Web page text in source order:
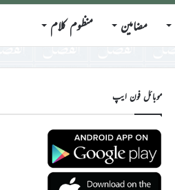
مضامین منظوم کلام
موبائل فون ایپ